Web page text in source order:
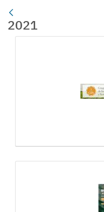
2021